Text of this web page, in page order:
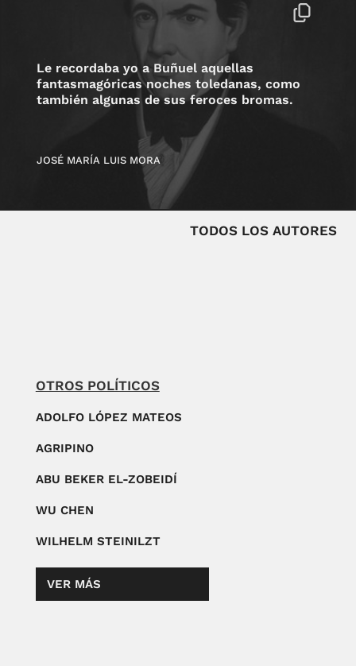
Le recordaba yo a Buñuel aquellas
fantasmagóricas noches toledanas, como
también algunas de sus feroces bromas.
JOSÉ MARÍA LUIS MORA
TODOS LOS AUTORES
OTROS POLÍTICOS
ADOLFO LÓPEZ MATEOS
AGRIPINO
ABU BEKER EL-ZOBEIDÍ
WU CHEN
WILHELM STEINILZT
VER MÁS